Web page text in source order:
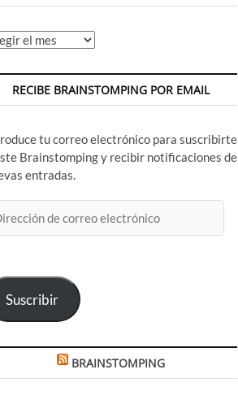
RECIBE BRAINSTOMPING POR EMAIL
tu correo electrónico para suscribirte
Brainstomping y recibir notificaciones de
entradas.
Suscribir
BRAINSTOMPING